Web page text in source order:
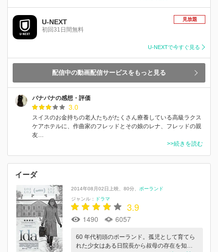
U-NEXT
初回31日間無料
見放題
U-NEXTで今すぐ見る
配信中の動画配信サービスをもっと見る
バナバナの感想・評価
3.0
スイスのお金持ちの老人たちがたくさん療養している高級ラクス
ケアホテルに、作曲家のフレッドとその娘のレナ、フレッドの親
友…
>>続きを読む
イーダ
2014年08月02日上映 80分
ポーランド
ジャンル：
ドラマ
3.9
1490 6057
60 年代初頭のポーランド。孤児として育てら
れた少女はある日院⻑から叔母の存在を知…